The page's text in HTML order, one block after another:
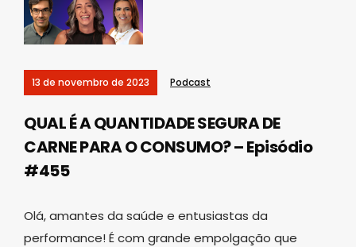
13 de novembro de 2023 Podcast
QUAL É A QUANTIDADE SEGURA DE
CARNE PARA O CONSUMO? – Episódio
#455
Olá, amantes da saúde e entusiastas da
performance! É com grande empolgação que